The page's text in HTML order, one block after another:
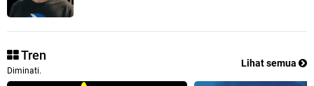
Tren
Diminati.
Lihat semua